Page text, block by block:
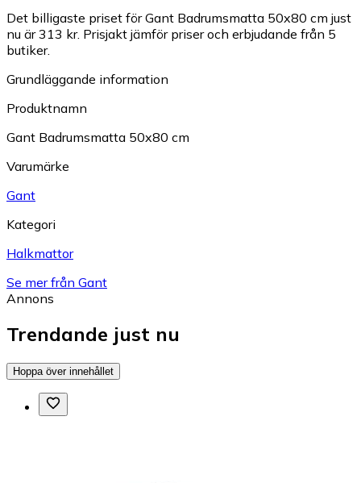
Det billigaste priset för Gant Badrumsmatta 50x80 cm just
nu är 313 kr. Prisjakt jämför priser och erbjudande från 5
butiker.
Grundläggande information
Produktnamn
Gant Badrumsmatta 50x80 cm
Varumärke
Gant
Kategori
Halkmattor
Se mer från Gant
Annons
Trendande just nu
Hoppa över innehållet